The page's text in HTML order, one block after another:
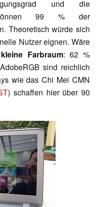
und die
können 99 % der
Theoretisch würde sich
Nutzer eignen. Wäre
Farbraum: 62 %
sind reichlich
wie das Chi Mei CMN
) schaffen hier über 90